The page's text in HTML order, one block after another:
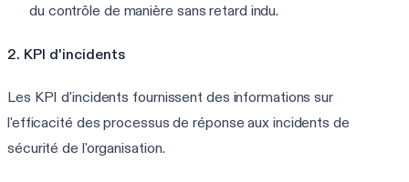
du contrôle de manière sans retard indu.
2. KPI d'incidents
Les KPI d'incidents fournissent des informations sur
l'efficacité des processus de réponse aux incidents de
sécurité de l'organisation.